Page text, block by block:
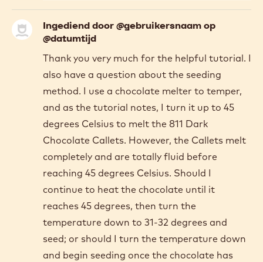
@gebruikersnaam op @datumtijd
In
reply
to
Thank
you
for
these
helpful…
by
Nisreen
Hello Mr Manarious, No, you do
not need to drop to 27°C. With
the seeding method described in
your tutorial, you can go directly
from 45°C to your working
temperature (±31°C for dark) by
adding the Callets™.
Ingediend door @gebruikersnaam op
@datumtijd
Thank you very much for the helpful tutorial. I
also have a question about the seeding
method. I use a chocolate melter to temper,
and as the tutorial notes, I turn it up to 45